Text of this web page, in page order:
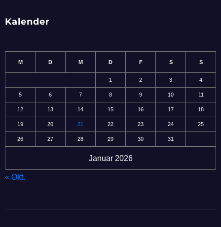
Kalender
Januar 2026
M D M D F S S
1 2 3 4
5 6 7 8 9 10 11
12 13 14 15 16 17 18
19 20 21 22 23 24 25
26 27 28 29 30 31
« Okt.